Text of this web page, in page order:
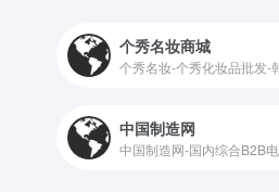
个秀名妆商城
中国制造网